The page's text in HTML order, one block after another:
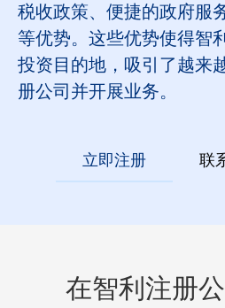
税收政策、便捷的政府服
等优势。这些优势使得智
投资目的地，吸引了越来
册公司并开展业务。
立即注册 联
在智利注册